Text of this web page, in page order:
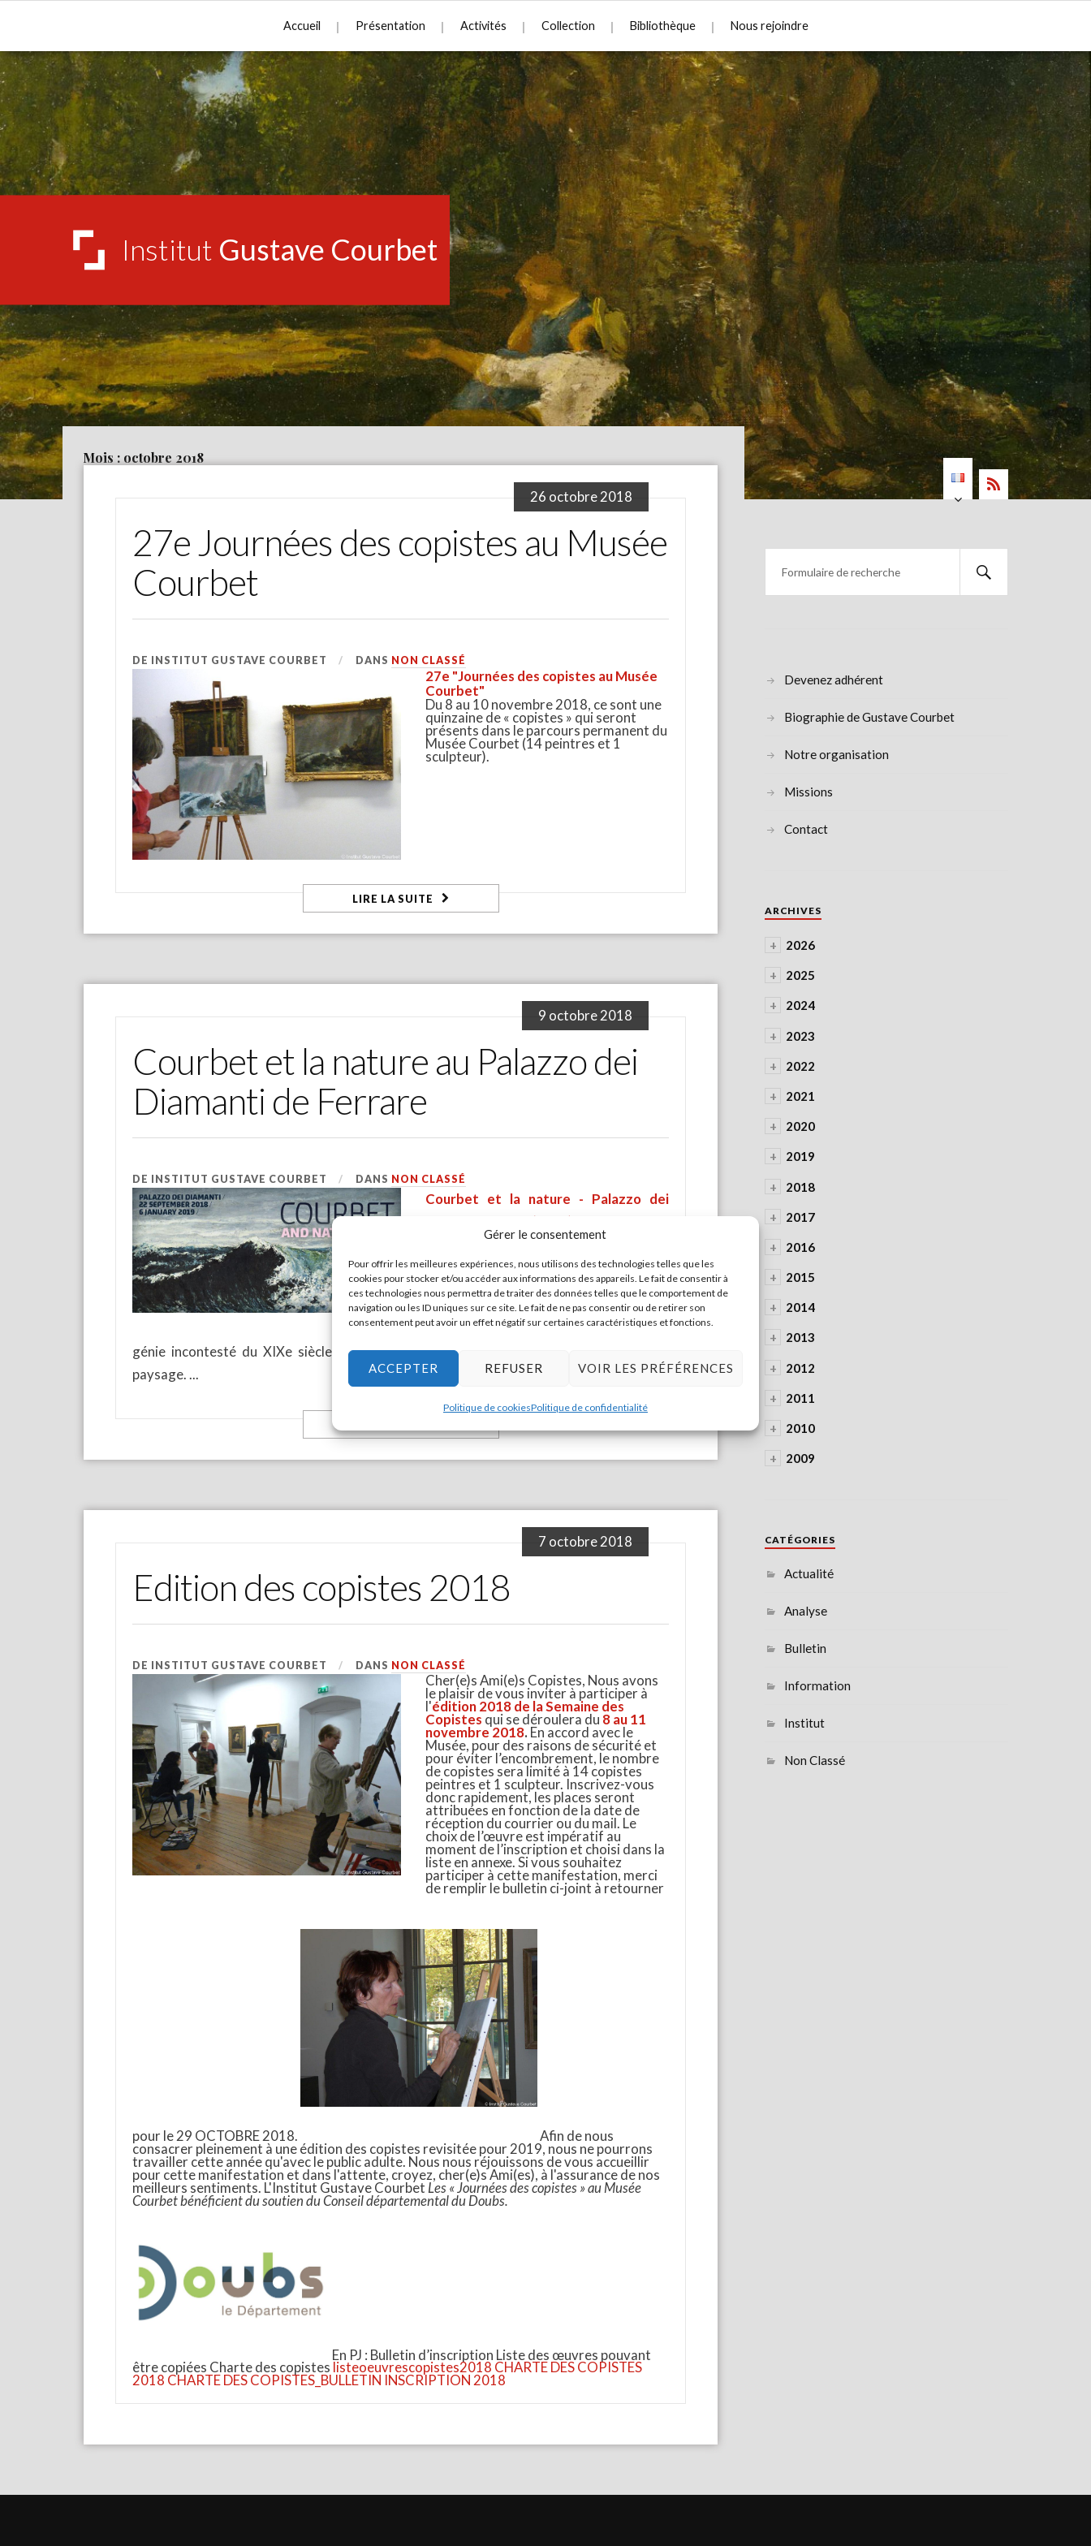
Gérer le consentement
Pour offrir les meilleures expériences, nous utilisons des technologies telles que les
cookies pour stocker et/ou accéder aux informations des appareils. Le fait de consentir à
ces technologies nous permettra de traiter des données telles que le comportement de
navigation ou les ID uniques sur ce site. Le fait de ne pas consentir ou de retirer son
consentement peut avoir un effet négatif sur certaines caractéristiques et fonctions.
ACCEPTER REFUSER VOIR LES PRÉFÉRENCES
Politique de cookiesPolitique de confidentialité
Institut Gustave Courbet
Accueil Présentation Activités Collection Bibliothèque Nous rejoindre
Mois : octobre 2018
26 octobre 2018
27e Journées des copistes au Musée
Courbet
DE INSTITUT GUSTAVE COURBET DANS NON CLASSÉ
27e "Journées des copistes au Musée
Courbet"
Du 8 au 10 novembre 2018, ce sont une
quinzaine de « copistes » qui seront
présents dans le parcours permanent du
Musée Courbet (14 peintres et 1
sculpteur).
LIRE LA SUITE
9 octobre 2018
Courbet et la nature au Palazzo dei
Diamanti de Ferrare
DE INSTITUT GUSTAVE COURBET DANS NON CLASSÉ
Courbet et la nature - Palazzo dei
diamanti Ferrare (Italie)
En septembre 2018, pour la première
fois depuis près de cinquante ans,
Gustave Courbet retourne en Italie,
dans une rétrospective consacrée à ce
génie incontesté du XIXe siècle et à son approche révolutionnaire de la peinture de
paysage.
7 octobre 2018
Edition des copistes 2018
DE INSTITUT GUSTAVE COURBET DANS NON CLASSÉ
Cher(e)s Ami(e)s Copistes, Nous avons
le plaisir de vous inviter à participer à
l'édition 2018 de la Semaine des
Copistes qui se déroulera du 8 au 11
novembre 2018. En accord avec le
Musée, pour des raisons de sécurité et
pour éviter l’encombrement, le nombre
de copistes sera limité à 14 copistes
peintres et 1 sculpteur. Inscrivez-vous
donc rapidement, les places seront
attribuées en fonction de la date de
réception du courrier ou du mail. Le
choix de l’œuvre est impératif au
moment de l’inscription et choisi dans la
liste en annexe. Si vous souhaitez
participer à cette manifestation, merci
de remplir le bulletin ci-joint à retourner
pour le 29 OCTOBRE 2018. Afin de nous
consacrer pleinement à une édition des copistes revisitée pour 2019, nous ne pourrons
travailler cette année qu'avec le public adulte. Nous nous réjouissons de vous accueillir
pour cette manifestation et dans l'attente, croyez, cher(e)s Ami(es), à l'assurance de nos
meilleurs sentiments. L'Institut Gustave Courbet Les « Journées des copistes » au Musée
Courbet bénéficient du soutien du Conseil départemental du Doubs.
En PJ : Bulletin d’inscription Liste des œuvres pouvant
être copiées Charte des copistes listeoeuvrescopistes2018 CHARTE DES COPISTES
2018 CHARTE DES COPISTES_BULLETIN INSCRIPTION 2018
Devenez adhérent
Biographie de Gustave Courbet
Notre organisation
Missions
Contact
ARCHIVES
+ 2026
+ 2025
+ 2024
+ 2023
+ 2022
+ 2021
+ 2020
+ 2019
+ 2018
+ 2017
+ 2016
+ 2015
+ 2014
+ 2013
+ 2012
+ 2011
+ 2010
+ 2009
CATÉGORIES
Actualité
Analyse
Bulletin
Information
Institut
Non Classé